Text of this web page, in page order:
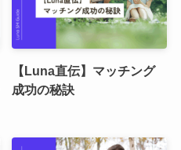
【Luna直伝】マッチング
成功の秘訣